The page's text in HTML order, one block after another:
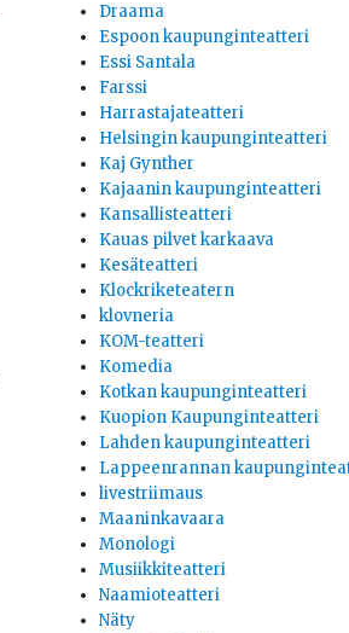
Draama
Espoon kaupunginteatteri
Essi Santala
Farssi
Harrastajateatteri
Helsingin kaupunginteatteri
Kaj Gynther
Kajaanin kaupunginteatteri
Kansallisteatteri
Kauas pilvet karkaava
Kesäteatteri
Klockriketeatern
klovneria
KOM-teatteri
Komedia
Kotkan kaupunginteatteri
Kuopion Kaupunginteatteri
Lahden kaupunginteatteri
Lappeenrannan
livestriimaus
Maaninkavaara
Monologi
Musiikkiteatteri
Naamioteatteri
Näty